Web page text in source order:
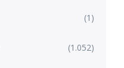
(1)
(1.052)